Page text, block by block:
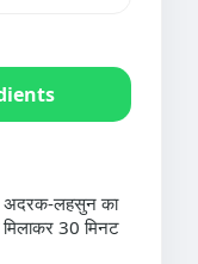
अदरक-लहसुन का
30 मिनट